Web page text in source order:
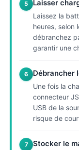
5 Laisser
Laissez la
heures, selon
débranchez
garantir une
6 Débrancher
Une fois la
connecteur
USB de la
risque de
7 Stocker le